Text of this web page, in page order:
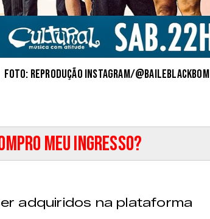
| Foto: reprodução instagram/@baileblackbom
meu ingresso?
adquiridos na plataforma